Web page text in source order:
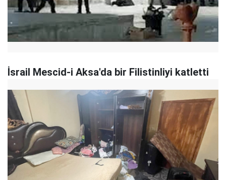
İsrail Mescid-i Aksa'da bir Filistinliyi katletti